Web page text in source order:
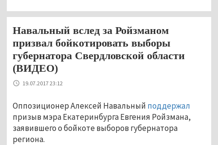
Навальный вслед за Ройзманом
призвал бойкотировать выборы
губернатора Свердловской области
(ВИДЕО)
19.07.2017 23:12
Оппозиционер Алексей Навальный поддержал
призыв мэра Екатеринбурга Евгения Ройзмана,
заявившего о бойкоте выборов губернатора
региона.